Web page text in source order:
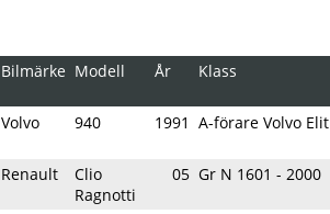
Bilmärke Modell År Klass
Volvo 940 1991 A-förare Volvo Elit
Renault
Clio
Ragnotti
05 Gr N 1601 - 2000